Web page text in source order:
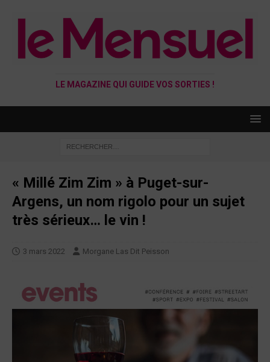
LE MAGAZINE QUI GUIDE VOS SORTIES !
« Millé Zim Zim » à Puget-sur-
Argens, un nom rigolo pour un sujet
très sérieux… le vin !
3 mars 2022 Morgane Las Dit Peisson